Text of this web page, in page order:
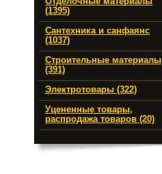
(1395)
Сантехника и санфаянс
(1037)
Строительные материалы
(391)
Электротовары (322)
Уцененные товары,
распродажа товаров (20)